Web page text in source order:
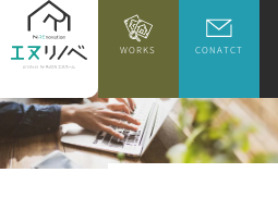
WORKS CONATCT